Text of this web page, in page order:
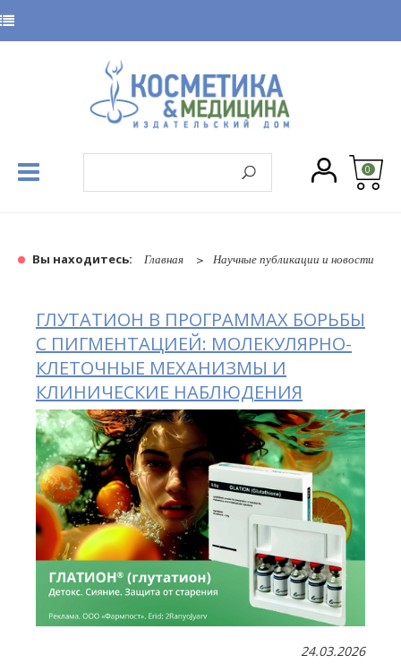
0
Вы находитесь: Главная Научные публикации и новости
ГЛУТАТИОН В ПРОГРАММАХ БОРЬБЫ
С ПИГМЕНТАЦИЕЙ: МОЛЕКУЛЯРНО-
КЛЕТОЧНЫЕ МЕХАНИЗМЫ И
КЛИНИЧЕСКИЕ НАБЛЮДЕНИЯ
24.03.2026